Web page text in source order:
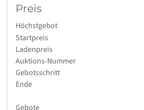
Preis
Höchstgebot
Startpreis
Ladenpreis
Auktions-Nummer
Gebotsschritt
Ende
Gebote